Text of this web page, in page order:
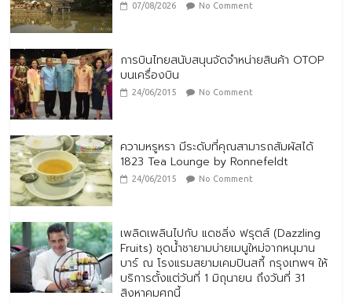
07/08/2026 No Comment
การบินไทยสนับสนุนจัดจำหน่ายสินค้า OTOP
บนเครื่องบิน
24/06/2015 No Comment
ความหรูหรา มีระดับที่คุณสามารถสัมผัสได้
1823 Tea Lounge by Ronnefeldt
24/06/2015 No Comment
เพลิดเพลินไปกับ แดซลิ่ง ฟรุตส์ (Dazzling
Fruits) ชุดน้ำชายามบ่ายเมนูใหม่จากหนุมาน
บาร์ ณ โรงแรมสยามเคมปินสกี้ กรุงเทพฯ ให้
บริการตั้งแต่วันที่ 1 มิถุนายน ถึงวันที่ 31
สิงหาคมศกนี้